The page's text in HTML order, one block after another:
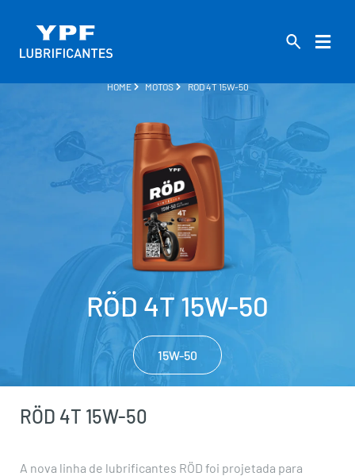
HOME MOTOS RÖD 4T 15W-50
RÖD 4T 15W-50
15W-50
RÖD 4T 15W-50
A nova linha de lubrificantes RÖD foi projetada para